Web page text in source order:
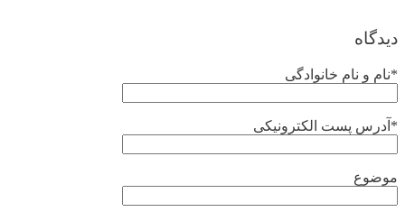
دیدگاه
*نام و نام خانوادگی
*آدرس پست الکترونیکی
موضوع